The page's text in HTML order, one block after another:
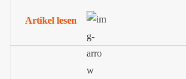
Artikel lesen